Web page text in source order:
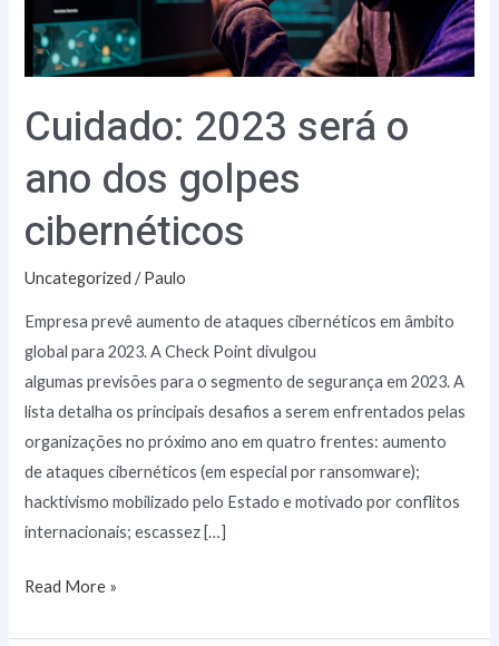
Cuidado: 2023 será o
ano dos golpes
cibernéticos
Uncategorized /Paulo
Empresa prevê aumento de ataques cibernéticos em âmbito
global para 2023. A Check Point divulgou
algumas previsões para o segmento de segurança em 2023. A
lista detalha os principais desafios a serem enfrentados pelas
organizações no próximo ano em quatro frentes: aumento
de ataques cibernéticos (em especial por ransomware);
hacktivismo mobilizado pelo Estado e motivado por conflitos
internacionais; escassez […]
Read More »